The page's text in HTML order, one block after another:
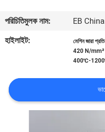
আমাদের
কারখানা
ভ্রমণ
পরিচিতিমুলক নাম:
EB China
হাইলাইট:
মেশিন জারা
420 N/mm²
400℃-